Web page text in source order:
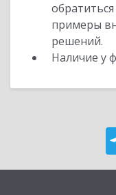
примеры
решений.
Наличие у